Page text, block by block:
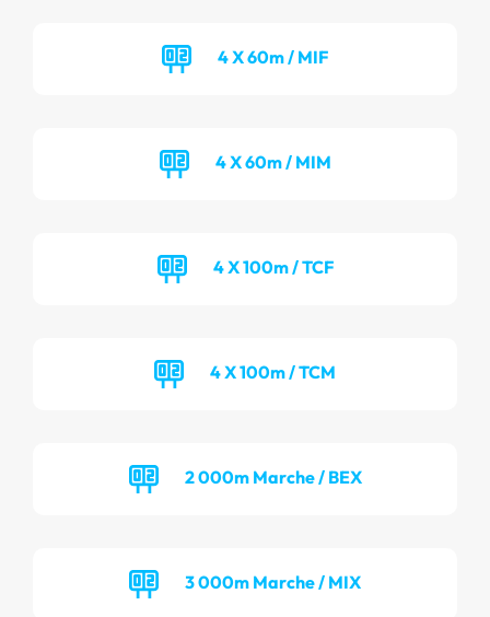
4 X 60m / MIF
4 X 60m / MIM
4 X 100m / TCF
4 X 100m / TCM
2 000m Marche / BEX
3 000m Marche / MIX